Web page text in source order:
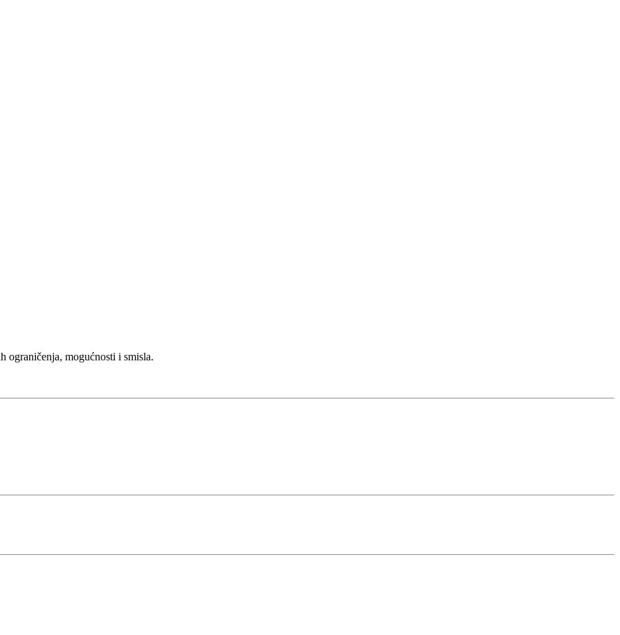
ograničenja, mogućnosti i smisla.